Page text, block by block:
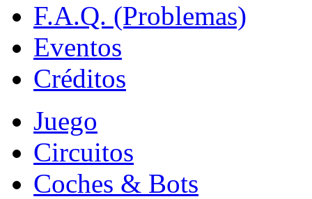
F.A.Q. (Problemas)
Eventos
Créditos
Juego
Circuitos
Coches & Bots